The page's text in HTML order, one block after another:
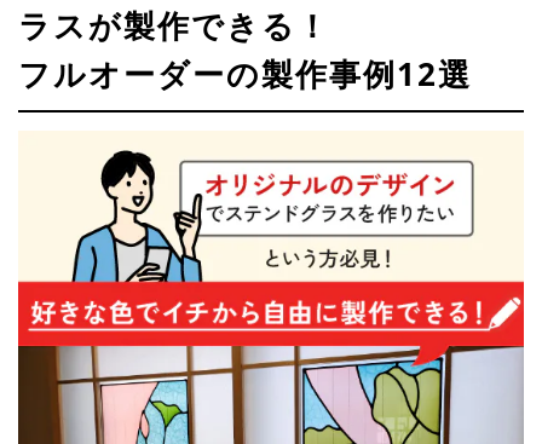
ラスが製作できる！
フルオーダーの製作事例12選